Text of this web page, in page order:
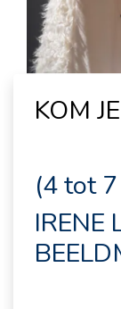
KOM
(4 tot
IRENE